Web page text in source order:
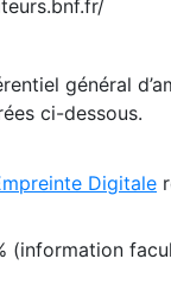
général
ci-dessous.
Digitale
(information